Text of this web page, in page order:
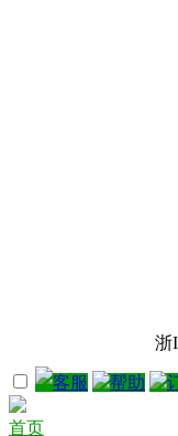
浙
客服 帮助
首页